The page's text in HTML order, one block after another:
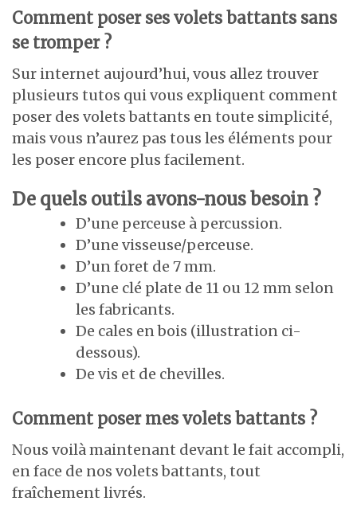
Comment poser ses volets battants sans
se tromper ?
Sur internet aujourd’hui, vous allez trouver
plusieurs tutos qui vous expliquent comment
poser des volets battants en toute simplicité,
mais vous n’aurez pas tous les éléments pour
les poser encore plus facilement.
De quels outils avons-nous besoin ?
D’une perceuse à percussion.
D’une visseuse/perceuse.
D’un foret de 7 mm.
D’une clé plate de 11 ou 12 mm selon
les fabricants.
De cales en bois (illustration ci-
dessous).
De vis et de chevilles.
Comment poser mes volets battants ?
Nous voilà maintenant devant le fait accompli,
en face de nos volets battants, tout
fraîchement livrés.